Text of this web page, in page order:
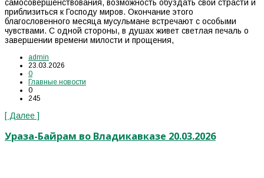
самосовершенствования, возможность обуздать свои страсти и
приблизиться к Господу миров. Окончание этого
благословенного месяца мусульмане встречают с особыми
чувствами. С одной стороны, в душах живет светлая печаль о
завершении времени милости и прощения,
admin
23.03.2026
0
Главные новости
0
245
[ Далее ]
Ураза-Байрам во Владикавказе 20.03.2026